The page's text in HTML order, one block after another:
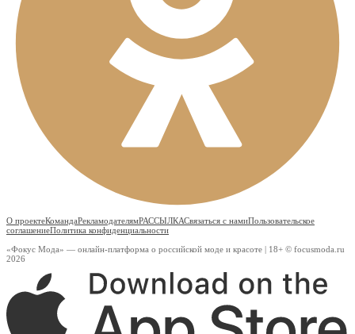
О проектеКомандаРекламодателямРАССЫЛКАСвязаться с намиПользовательское
соглашениеПолитика конфиденциальности
«Фокус Мода» — онлайн-платформа о российской моде и красоте | 18+ © focusmoda.ru
2026